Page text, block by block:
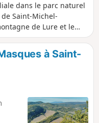
dans le parc naturel
Saint-Michel-
de Lure et le
vieilles pierres, de la
seront charmés par ce
à Saint-